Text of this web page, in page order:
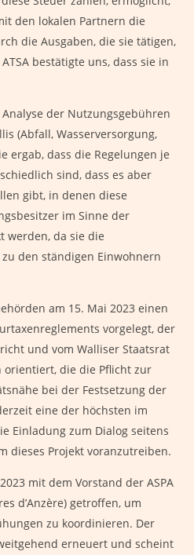
den lokalen Partnern die
die Ausgaben, die sie tätigen,
bestätigte uns, dass sie in
der Nutzungsgebühren
(Abfall, Wasserversorgung,
ergab, dass die Regelungen je
sind, dass es aber
gibt, in denen diese
im Sinne der
werden, da sie die
den ständigen Einwohnern
am 15. Mai 2023 einen
vorgelegt, der
und vom Walliser Staatsrat
orientiert, die die Pflicht zur
bei der Festsetzung der
eine der höchsten im
Einladung zum Dialog seitens
dieses Projekt voranzutreiben.
mit dem Vorstand der ASPA
d’Anzère) getroffen, um
zu koordinieren. Der
erneuert und scheint